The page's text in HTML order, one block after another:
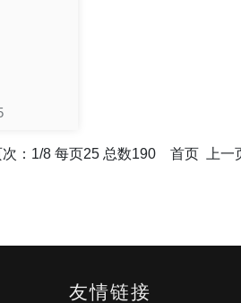
次：1/8 每页25 总数190 首页 上一
友情链接